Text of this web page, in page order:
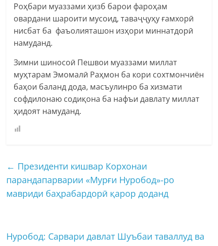
Роҳбари муаззами ҳизб барои фароҳам
овардани шароити мусоид, таваҷҷуҳу ғамхорӣ
нисбат ба фаъолияташон изҳори миннатдорӣ
намуданд.
Зимни шиносоӣ Пешвои муаззами миллат
муҳтарам Эмомалӣ Раҳмон ба кори сохтмончиён
баҳои баланд дода, масъулинро ба хизмати
софдилонаю содиқона ба нафъи давлату миллат
ҳидоят намуданд.
← Президенти кишвар Корхонаи
парандапарварии «Мурғи Нуробод»-ро
мавриди баҳрабардорӣ қарор доданд
Нуробод: Сарвари давлат Шуъбаи таваллуд ва